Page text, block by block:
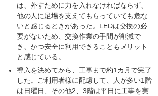
は、外すために力を入れなければならず、
他の人に足場を支えてもらっていても危な
いと感じるときがあった。LEDは交換の必
要がないため、交換作業の手間が削減で
き、かつ安全に利用できることもメリット
と感じている。
導入を決めてから、工事まで約1カ月で完了
した。ご利用者様に配慮して、人が多い1階
は日曜日、その他2、3階は平日に工事を実